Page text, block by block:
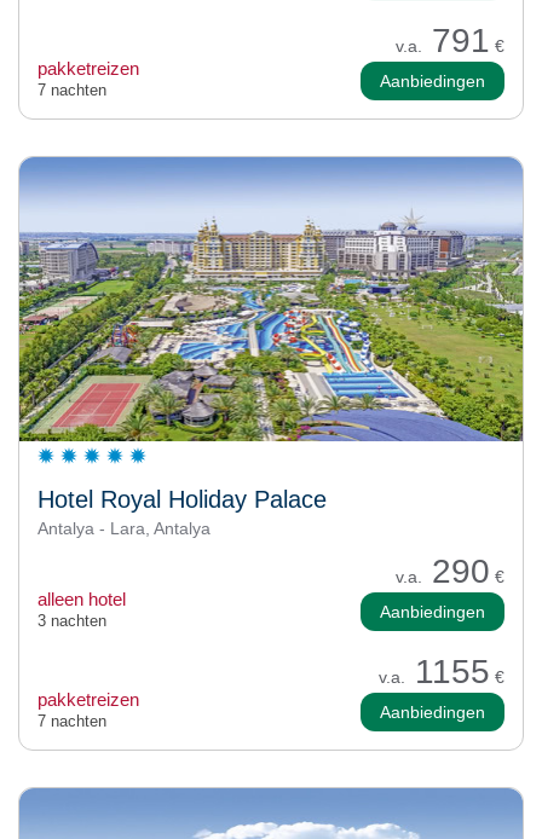
v.a. 791 €
pakketreizen
7 nachten Aanbiedingen
Hotel Royal Holiday Palace
Antalya - Lara, Antalya
v.a. 290 €
alleen hotel
3 nachten Aanbiedingen
v.a. 1155 €
pakketreizen
7 nachten Aanbiedingen